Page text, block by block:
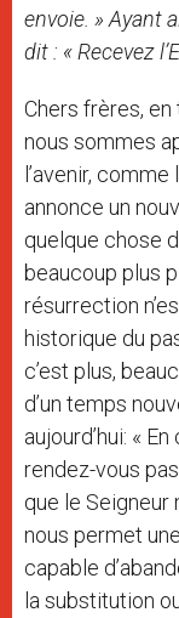
envoie. » Ayant
dit : « Recevez
Chers frères,
nous sommes
l’avenir, comme
annonce un
quelque chose
beaucoup plus
résurrection
historique du
c’est plus,
d’un temps
aujourd’hui: «
rendez-vous
que le Seigneur
nous permet
capable
la substitution